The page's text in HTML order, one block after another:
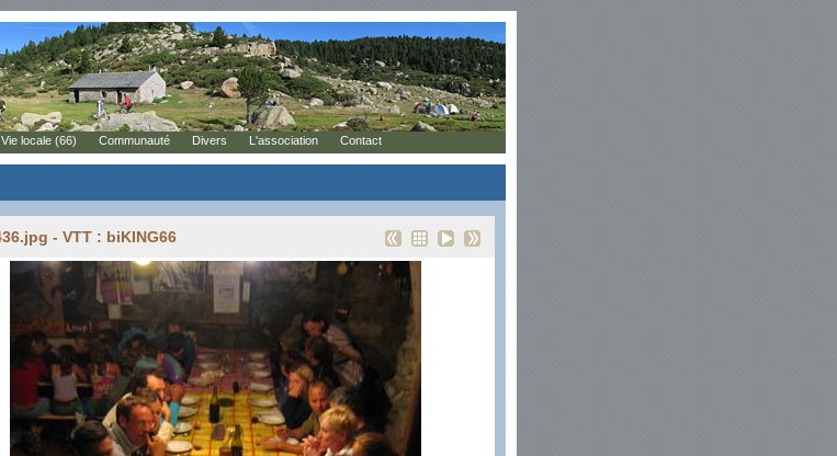
- VTT : biKING66
Vie locale (66) Communauté Divers L'association Contact